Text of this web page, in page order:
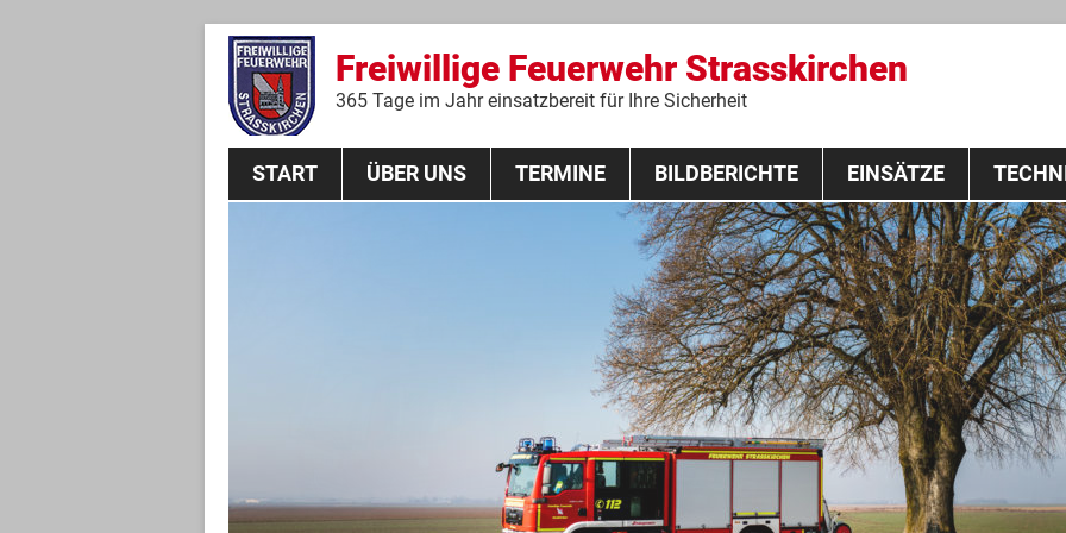
Freiwillige Feuerwehr Strasskirchen
365 Tage im Jahr einsatzbereit für Ihre Sicherheit
Zum
springen
START ÜBER UNS TERMINE
THL Lehrgang 2020
BILDBERICHTE EINSÄTZE
Fahrzeuge
Ausrüstung